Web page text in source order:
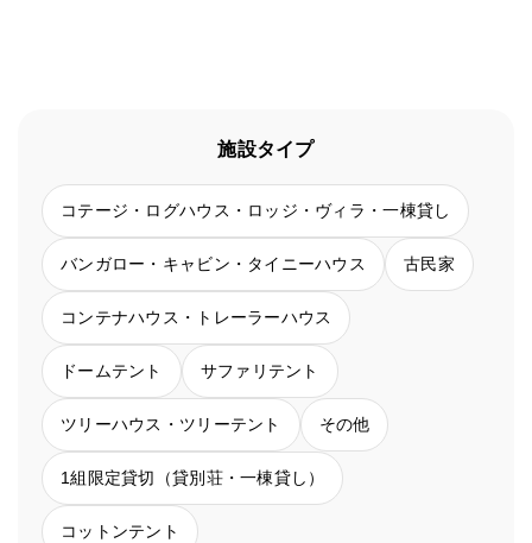
施設タイプ
コテージ・ログハウス・ロッジ・ヴィラ・一棟貸し
バンガロー・キャビン・タイニーハウス 古民家
コンテナハウス・トレーラーハウス
ドームテント サファリテント
ツリーハウス・ツリーテント その他
1組限定貸切（貸別荘・一棟貸し）
コットンテント